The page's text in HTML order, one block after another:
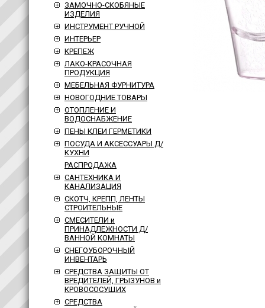
ЗАМОЧНО-СКОБЯНЫЕ
ИЗДЕЛИЯ
ИНСТРУМЕНТ РУЧНОЙ
ИНТЕРЬЕР
КРЕПЕЖ
ЛАКО-КРАСОЧНАЯ
ПРОДУКЦИЯ
МЕБЕЛЬНАЯ ФУРНИТУРА
НОВОГОДНИЕ ТОВАРЫ
ОТОПЛЕНИЕ И
ВОДОСНАБЖЕНИЕ
ПЕНЫ КЛЕИ ГЕРМЕТИКИ
ПОСУДА И АКСЕССУАРЫ Д/
КУХНИ
РАСПРОДАЖА
САНТЕХНИКА И
КАНАЛИЗАЦИЯ
СКОТЧ, КРЕПП, ЛЕНТЫ
СТРОИТЕЛЬНЫЕ
СМЕСИТЕЛИ и
ПРИНАДЛЕЖНОСТИ Д/
ВАННОЙ КОМНАТЫ
СНЕГОУБОРОЧНЫЙ
ИНВЕНТАРЬ
СРЕДСТВА ЗАЩИТЫ ОТ
ВРЕДИТЕЛЕЙ, ГРЫЗУНОВ и
КРОВОСОСУЩИХ
СРЕДСТВА